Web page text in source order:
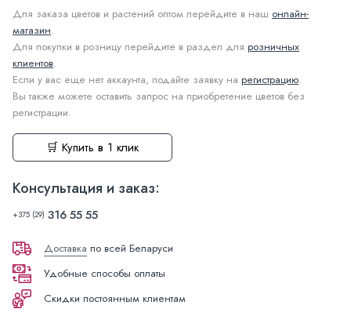
Для заказа цветов и растений оптом перейдите в наш онлайн-
магазин.
Для покупки в розницу перейдите в раздел для розничных
клиентов.
Если у вас еще нет аккаунта, подайте заявку на регистрацию.
Вы также можете оставить запрос на приобретение цветов без
регистрации.
🛒 Купить в 1 клик
Консультация и заказ:
+375 (29) 316 55 55
Доставка по всей Беларуси
Удобные способы оплаты
Скидки постоянным клиентам